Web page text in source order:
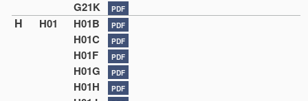
G21K PDF
H H01 H01B PDF
H01C PDF
H01F PDF
H01G PDF
H01H PDF